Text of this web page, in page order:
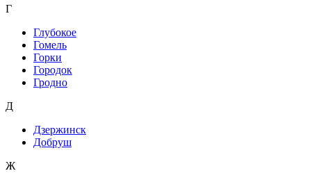
Г
Глубокое
Гомель
Горки
Городок
Гродно
Д
Дзержинск
Добруш
Ж